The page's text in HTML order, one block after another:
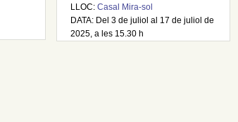
LLOC:Casal Mira-sol
DATA: Del 3 de juliol al 17 de juliol de
2025, a les 15.30 h